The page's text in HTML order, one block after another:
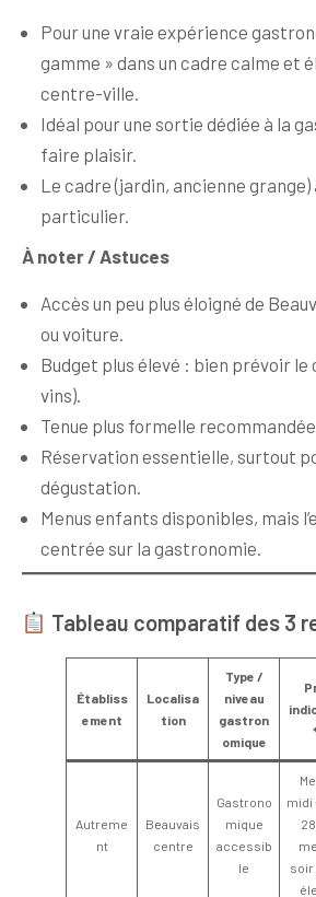
Pour une vraie expérience
gamme » dans un cadre calme et
centre-ville.
Idéal pour une sortie dédiée à la
faire plaisir.
Le cadre (jardin, ancienne
particulier.
À noter / Astuces
Accès un peu plus éloigné de
ou voiture.
Budget plus élevé : bien prévoir le
vins).
Tenue plus formelle recommandée.
Réservation essentielle, surtout
dégustation.
Menus enfants disponibles, mais
centrée sur la gastronomie.
Tableau comparatif des 3
Établiss
ement
Localisa
tion
Type /
niveau
gastron
omique
Autreme
nt
Beauvais
centre
Gastrono
mique
accessib
le
midi
soir